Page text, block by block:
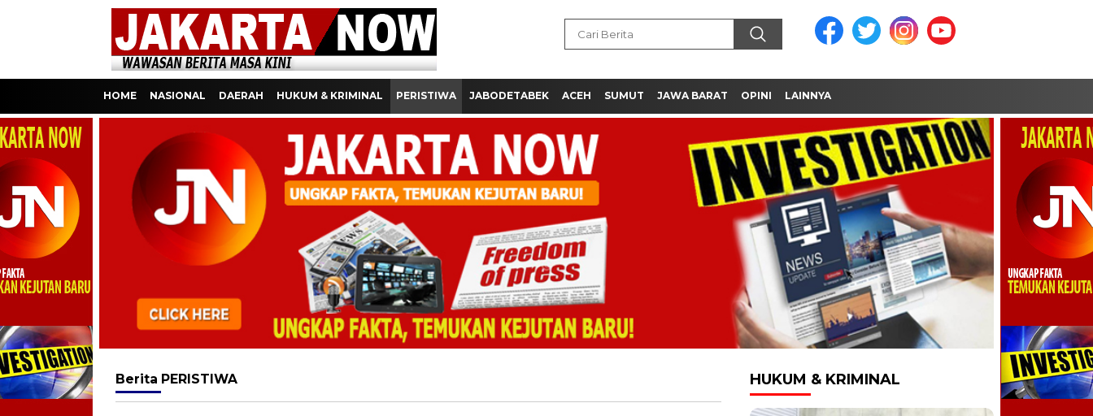
HOME NASIONAL DAERAH HUKUM & KRIMINAL PERISTIWA JABODETABEK ACEH SUMUT JAWA BARAT OPINI LAINNYA
Berita PERISTIWA HUKUM & KRIMINAL